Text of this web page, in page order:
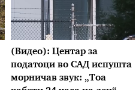
(Видео): Центар за
податоци во САД испушта
морничав звук: „Тоа